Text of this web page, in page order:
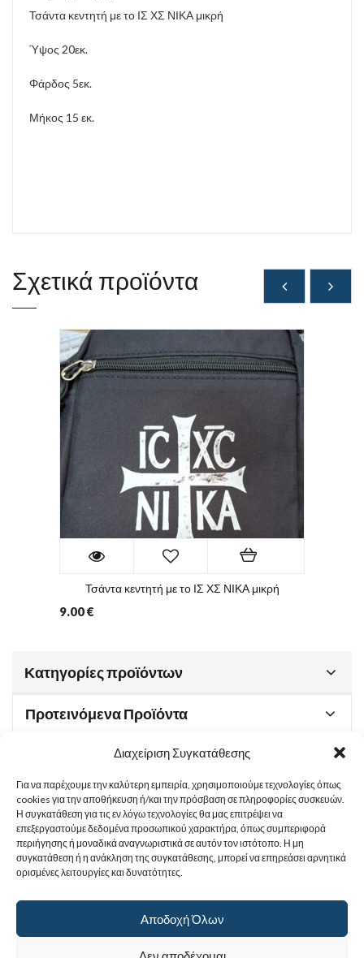
Διαχείριση Συγκατάθεσης
Για να παρέχουμε την καλύτερη εμπειρία, χρησιμοποιούμε τεχνολογίες όπως
cookies για την αποθήκευση ή/και την πρόσβαση σε πληροφορίες συσκευών.
Η συγκατάθεση για τις εν λόγω τεχνολογίες θα μας επιτρέψει να
επεξεργαστούμε δεδομένα προσωπικού χαρακτήρα, όπως συμπεριφορά
περιήγησης ή μοναδικά αναγνωριστικά σε αυτόν τον ιστότοπο. Η μη
συγκατάθεση ή η ανάκληση της συγκατάθεσης, μπορεί να επηρεάσει αρνητικά
ορισμένες λειτουργίες και δυνατότητες.
Αποδοχή Όλων
Τσάντα κεντητή με το ΙΣ ΧΣ ΝΙΚΑ μικρή
Ύψος 20εκ.
Φάρδος 5εκ.
Μήκος 15 εκ.
Σχετικά προϊόντα
Τσάντα κεντητή με το ΙΣ ΧΣ ΝΙΚΑ μικρή
9.00€
Κατηγορίες προϊόντων
Προτεινόμενα Προϊόντα
Χρήσιμα Έγγραφα
Sitemap
Στοιχεία Επικοινωνίας